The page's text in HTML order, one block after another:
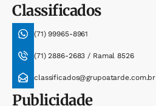
Classificados
(71) 99965-8961
(71) 2886-2683 / Ramal 8526
classificados@grupoatarde.com.br
Publicidade